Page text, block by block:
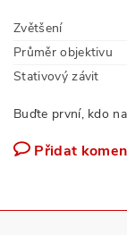
Zvětšení
Průměr objektivu
Stativový závit
Buďte první, kdo
Přidat